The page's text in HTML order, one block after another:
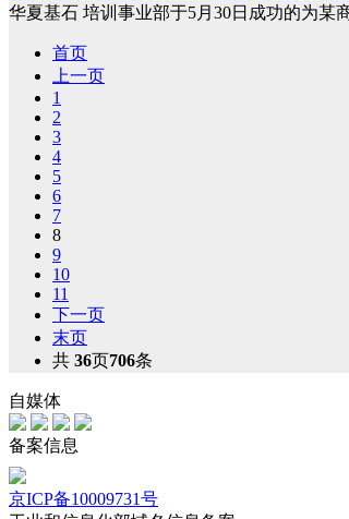
华夏基石 培训事业部于5月30日成功的为某
首页
上一页
1
2
3
4
5
6
7
8
9
10
11
下一页
末页
共 36页706条
自媒体
备案信息
京ICP备10009731号